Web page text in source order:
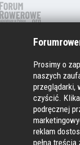
Prosimy o
naszych
przeglądarki,
czyścić.
podręcznej
reklam
pełną